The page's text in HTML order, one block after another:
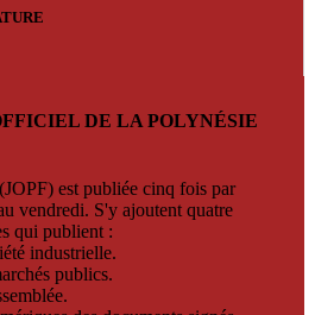
DE LA POLYNÉSIE
est publiée cinq fois par
vendredi. S'y ajoutent quatre
qui publient :
industrielle.
publics.